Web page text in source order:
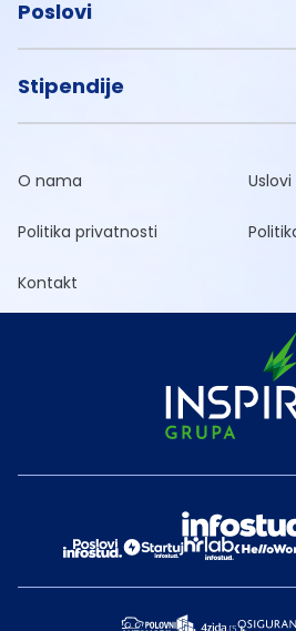
Poslovi
Stipendije
O nama
Politika privatnosti
Kontakt